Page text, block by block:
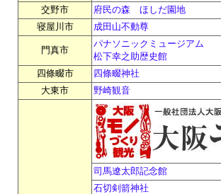
交野市 府民の森 ほしだ園地
寝屋川市
成田山不動尊
門真市
パナソニックミュージアム
松下幸之助歴史館
四條畷市 四條畷神社
大東市
野崎観音
司馬遼太郎記念館
石切剣箭神社